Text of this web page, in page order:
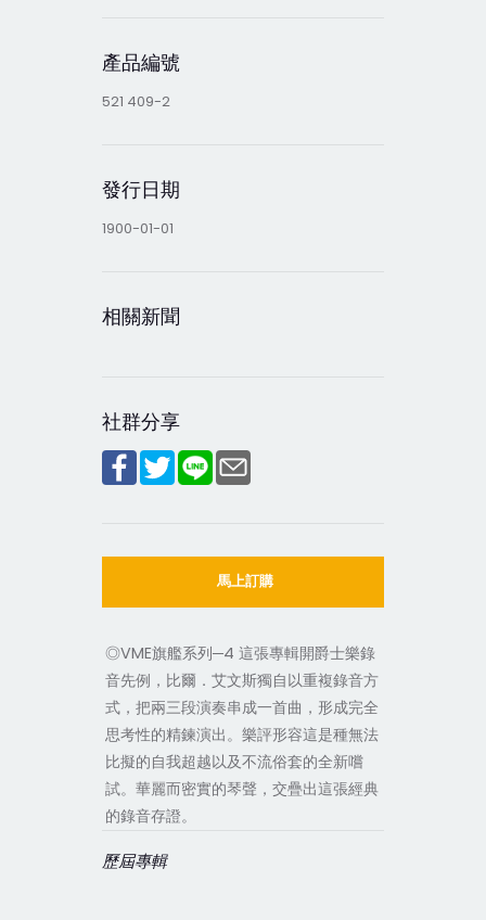
產品編號
521 409-2
發行日期
1900-01-01
相關新聞
社群分享
馬上訂購
◎VME旗艦系列─4 這張專輯開爵士樂錄
音先例，比爾．艾文斯獨自以重複錄音方
式，把兩三段演奏串成一首曲，形成完全
思考性的精鍊演出。樂評形容這是種無法
比擬的自我超越以及不流俗套的全新嚐
試。華麗而密實的琴聲，交疊出這張經典
的錄音存證。
歷屆專輯